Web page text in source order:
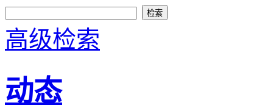
高级检索
动态